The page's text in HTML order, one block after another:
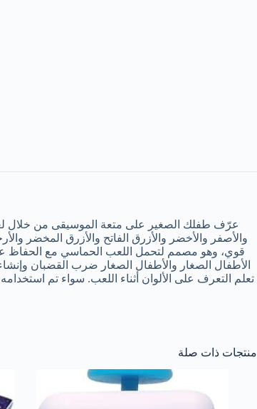
والأصفر والأخضر والأزرق الفاتح والأزرق المخضر
قوي، وهو مصمم لتحمل اللعب الحماسي مع الحفاظ
الأطفال الصغار والأطفال الصغار ضرب القضبان وإنشاء
تعلم التعرف على الألوان أثناء اللعب. سواء تم
منتجات ذات صلة